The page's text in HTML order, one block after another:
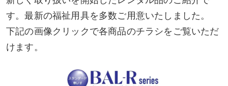
す。最新の福祉用具を多数ご用意いたしました。
下記の画像クリックで各商品のチラシをご覧いただ
けます。